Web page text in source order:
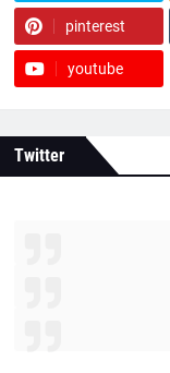
pinterest
youtube
Twitter